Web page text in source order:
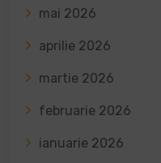
mai 2026
aprilie 2026
martie 2026
februarie 2026
ianuarie 2026